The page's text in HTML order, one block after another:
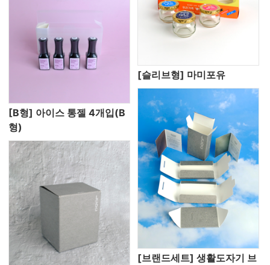
[B형] 아이스 통젤 4개입(B
형)
[슬리브형] 마미포유
[브랜드세트] 생활도자기 브